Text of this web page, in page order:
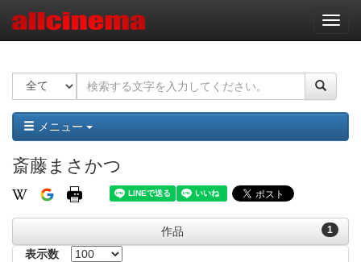
ナ
ビ
ー
ョ
ン
メニュー
斎藤まさかつ
1
作品
表示数